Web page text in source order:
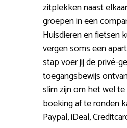
zitplekken naast
groepen in een
Huisdieren en fietsen
vergen soms een
stap voer jij de privé-
toegangsbewijs
slim zijn om het wel
boeking af te ronden
Paypal, iDeal,